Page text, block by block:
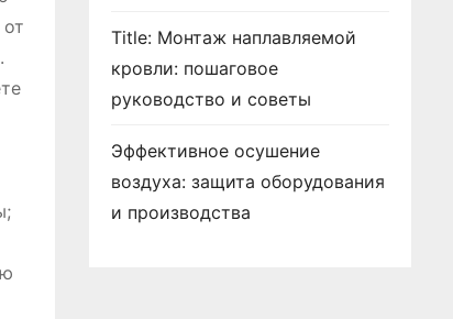
Title: Монтаж наплавляемой
кровли: пошаговое
руководство и советы
Эффективное осушение
воздуха: защита оборудования
и производства